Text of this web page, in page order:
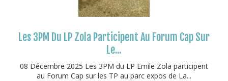
Les 3PM Du LP Zola Participent Au Forum Cap Sur
Le...
08 Décembre 2025 Les 3PM du LP Emile Zola participent
au Forum Cap sur les TP au parc expos de La...